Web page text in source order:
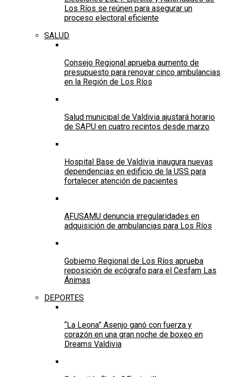
Los Ríos se reúnen para asegurar un
proceso electoral eficiente
SALUD
Consejo Regional aprueba aumento de
presupuesto para renovar cinco ambulancias
en la Región de Los Ríos
Salud municipal de Valdivia ajustará horario
de SAPU en cuatro recintos desde marzo
Hospital Base de Valdivia inaugura nuevas
dependencias en edificio de la USS para
fortalecer atención de pacientes
AFUSAMU denuncia irregularidades en
adquisición de ambulancias para Los Ríos
Gobierno Regional de Los Ríos aprueba
reposición de ecógrafo para el Cesfam Las
Ánimas
DEPORTES
“La Leona” Asenjo ganó con fuerza y
corazón en una gran noche de boxeo en
Dreams Valdivia